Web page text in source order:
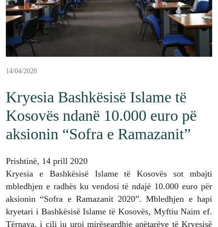
14/04/2020
Kryesia Bashkësisë Islame të
Kosovës ndanë 10.000 euro pë
aksionin “Sofra e Ramazanit”
Prishtinë, 14 prill 2020
Kryesia e Bashkësisë Islame të Kosovës sot mbajti
mbledhjen e radhës ku vendosi të ndajë 10.000 euro për
aksionin “Sofra e Ramazanit 2020”. Mbledhjen e hapi
kryetari i Bashkësisë Islame të Kosovës, Myftiu Naim ef.
Tërnava, i cili iu uroi mirëseardhje anëtarëve të Kryesisë